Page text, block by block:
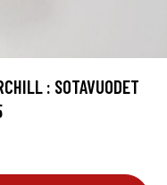
: SOTAVUODET